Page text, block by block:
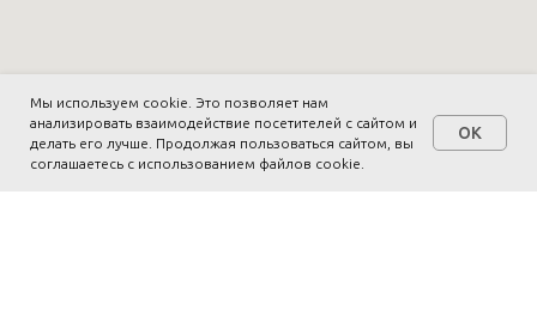
Мы используем cookie. Это позволяет нам
анализировать взаимодействие посетителей с сайтом и
делать его лучше. Продолжая пользоваться сайтом, вы
соглашаетесь с использованием файлов cookie.
OK